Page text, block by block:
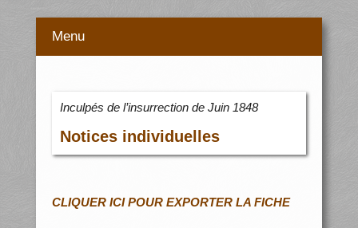
Menu
Inculpés de l’insurrection de Juin 1848
Notices individuelles
CLIQUER ICI POUR EXPORTER LA FICHE